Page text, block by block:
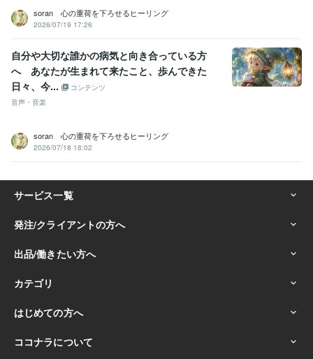
soran 心の重荷を下ろせるヒーリング
2026/07/19 17:26
自分や大切な誰かの病気と向き合っている方
へ あなたが生まれて来たこと、歩んできた
日々、今...
コンテンツ
音声・音楽
soran 心の重荷を下ろせるヒーリング
2026/07/18 18:02